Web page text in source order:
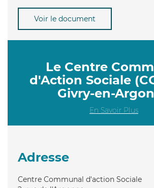
Voir le document
Le Centre
d'Action Sociale
Givry-en-
En Savoir Plus
Adresse
Centre Communal d'action Sociale